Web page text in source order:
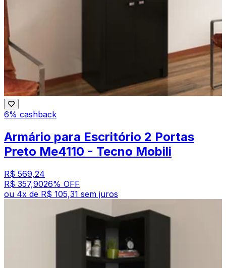
6% cashback
Armário para Escritório 2 Portas
Preto Me4110 - Tecno Mobili
R$ 569,24
R$ 357,9026% OFF
ou 4x de R$ 105,31 sem juros